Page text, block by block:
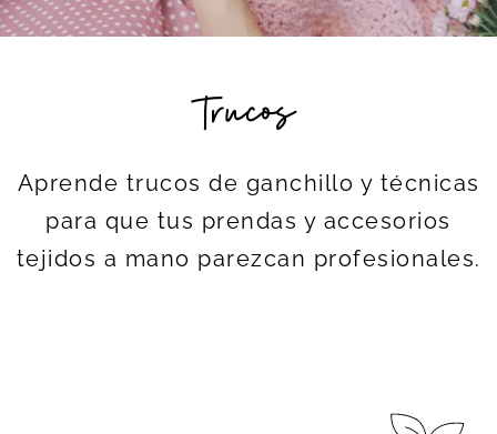
Trucos
Aprende trucos de ganchillo y técnicas
para que tus prendas y accesorios
tejidos a mano parezcan profesionales.